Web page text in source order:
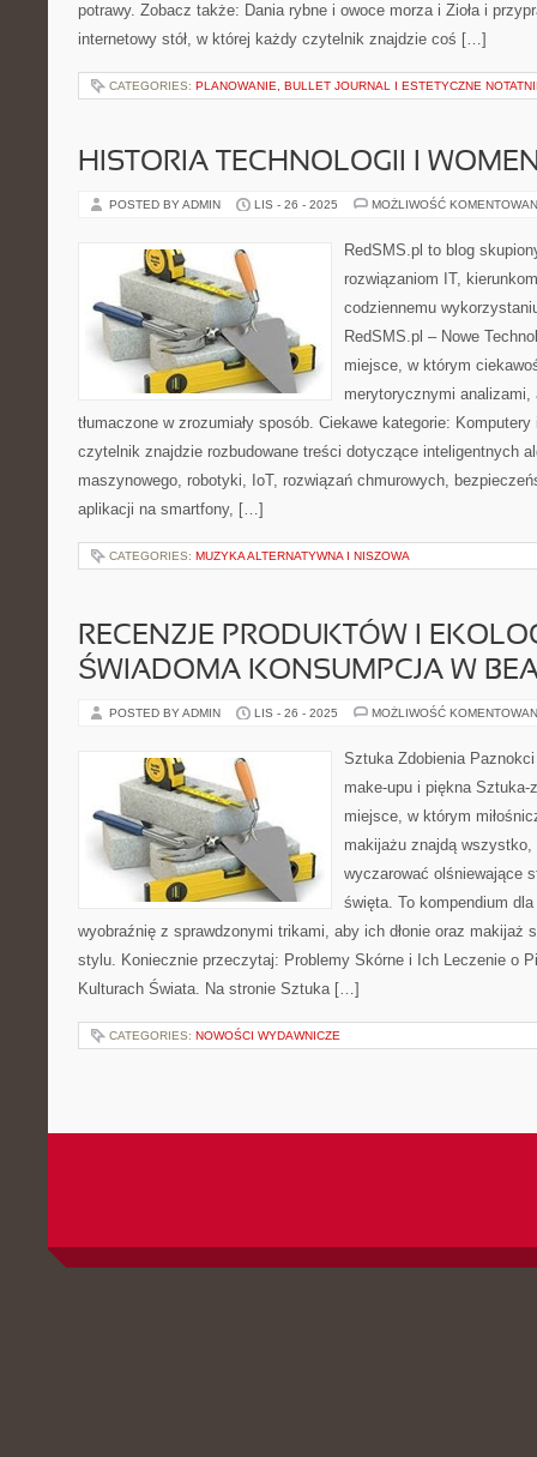
potrawy. Zobacz także: Dania rybne i owoce morza i Zioła i
internetowy stół, w której każdy czytelnik znajdzie coś […]
CATEGORIES: PLANOWANIE, BULLET JOURNAL I ESTETYCZNE
HISTORIA TECHNOLOGII I
POSTED BY ADMIN LIS - 26 - 2025 MOŻLIWOŚĆ
RedSMS.pl to blog
rozwiązaniom IT,
codziennemu
RedSMS.pl – Nowe
miejsce, w którym
merytorycznymi analizami,
tłumaczone w zrozumiały sposób. Ciekawe kategorie:
czytelnik znajdzie rozbudowane treści dotyczące inteligentnych
maszynowego, robotyki, IoT, rozwiązań chmurowych,
aplikacji na smartfony, […]
CATEGORIES: MUZYKA ALTERNATYWNA I NISZOWA
RECENZJE PRODUKTÓW I
ŚWIADOMA KONSUMPCJA W
POSTED BY ADMIN LIS - 26 - 2025 MOŻLIWOŚĆ
Sztuka Zdobienia
make-upu i piękna Sztuka-
miejsce, w którym
makijażu znajdą
wyczarować olśniewające
święta. To kompendium
wyobraźnię z sprawdzonymi trikami, aby ich dłonie oraz makijaż
stylu. Koniecznie przeczytaj: Problemy Skórne i Ich Leczenie o
Kulturach Świata. Na stronie Sztuka […]
CATEGORIES: NOWOŚCI WYDAWNICZE